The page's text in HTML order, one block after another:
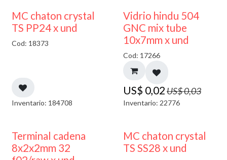
MC chaton crystal
TS PP24 x und
Cod: 18373
Inventario: 184708
40% DESCUENTO
Vidrio hindu 504
GNC mix tube
10x7mm x und
Cod: 17266
US$ 0,02US$0,03
Inventario: 22776
Terminal cadena
8x2x2mm 32
MC chaton crystal
TS SS28 x und